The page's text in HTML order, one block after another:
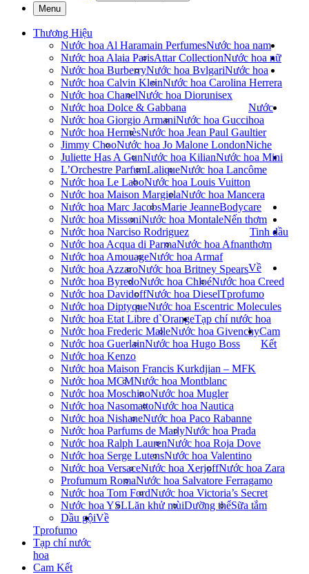
Menu
Thương Hiệu
Nước hoa Al Haramain Perfumes
Nước hoa Alaia ParisAttar Collection
Nước hoa BurberryNước hoa Bvlgari
Nước hoa Calvin KleinNước hoa Carolina Herrera
Nước hoa ChanelNước hoa Dior
Nước hoa Dolce & Gabbana
Nước hoa Giorgio ArmaniNước hoa Gucci
Nước hoa HermèsNước hoa Jean Paul Gaultier
Jimmy ChooNước hoa Jo Malone London
Juliette Has A GunNước hoa Kilian
L’Orchestre ParfumLaliqueNước hoa Lancôme
Nước hoa Le LaboNước hoa Louis Vuitton
Nước hoa Maison MargielaNước hoa Mancera
Nước hoa Marc JacobsMarie Jeanne
Nước hoa MissoniNước hoa Montale
Nước hoa Narciso Rodriguez
Nước hoa Acqua di ParmaNước hoa Afnan
Nước hoa AmouageNước hoa Armaf
Nước hoa AzzaroNước hoa Britney Spears
Nước hoa ByredoNước hoa ChloéNước hoa Creed
Nước hoa DavidoffNước hoa Diesel
Nước hoa DiptyqueNước hoa Escentric Molecules
Nước hoa Etat Libre d`Orange
Nước hoa Frederic MalleNước hoa Givenchy
Nước hoa GuerlainNước hoa Hugo Boss
Nước hoa Kenzo
Nước hoa Maison Francis Kurkdjian – MFK
Nước hoa MCMNước hoa Montblanc
Nước hoa MoschinoNước hoa Mugler
Nước hoa NasomattoNước hoa Nautica
Nước hoa NishaneNước hoa Paco Rabanne
Nước hoa Parfums de MarlyNước hoa Prada
Nước hoa Ralph LaurenNước hoa Roja Dove
Nước hoa Serge LutensNước hoa Valentino
Nước hoa VersaceNước hoa XerjoffNước hoa Zara
Profumum RomaNước hoa Salvatore Ferragamo
Nước hoa Tom FordNước hoa Victoria’s Secret
Nước hoa YSL
Nước hoa nam
Nước hoa nữ
Nước hoa
unisex
Nước
hoa
Niche
Nước hoa Mini
Bodycare
Lăn khử mùiDưỡng thểSữa tắm
Dầu gội
Nến thơm
Tinh dầu
thơm
Về
Tprofumo
Tạp chí nước hoa
Cam
Kết
Về
Tprofumo
Tạp chí nước
hoa
Cam Kết